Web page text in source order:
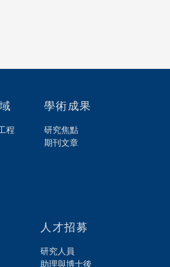
程
學術成果
研究焦點
期刊文章
人才招募
研究人員
助理與博士後